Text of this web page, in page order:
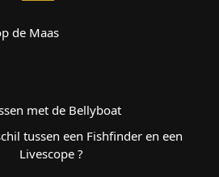
de Maas
met de Bellyboat
tussen een Fishfinder en een
Livescope ?